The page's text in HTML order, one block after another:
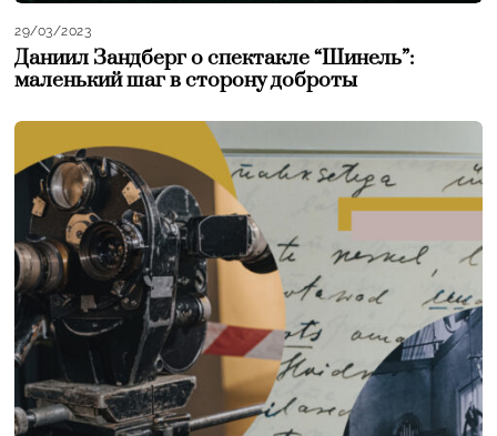
29/03/2023
Даниил Зандберг о спектакле “Шинель”:
маленький шаг в сторону доброты